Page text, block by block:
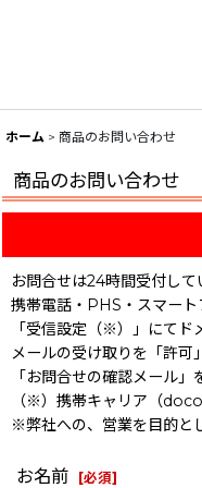
ホーム > 商品のお問い合わせ
商品のお問い合わせ
お問合せは24時間受付して
携帯電話・PHS・スマート
「受信設定（※）」にて
メールの受け取りを「許可
「お問合せの確認メール」
（※）携帯キャリア（
※弊社への、営業を目的と
お名前 [必須]